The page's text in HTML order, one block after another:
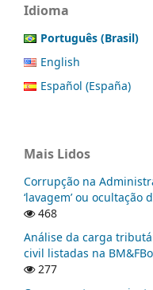
Idioma
Português (Brasil)
English
Español (España)
Mais Lidos
Corrupção na
‘lavagem’ ou
468
Análise da carga
civil listadas na
277